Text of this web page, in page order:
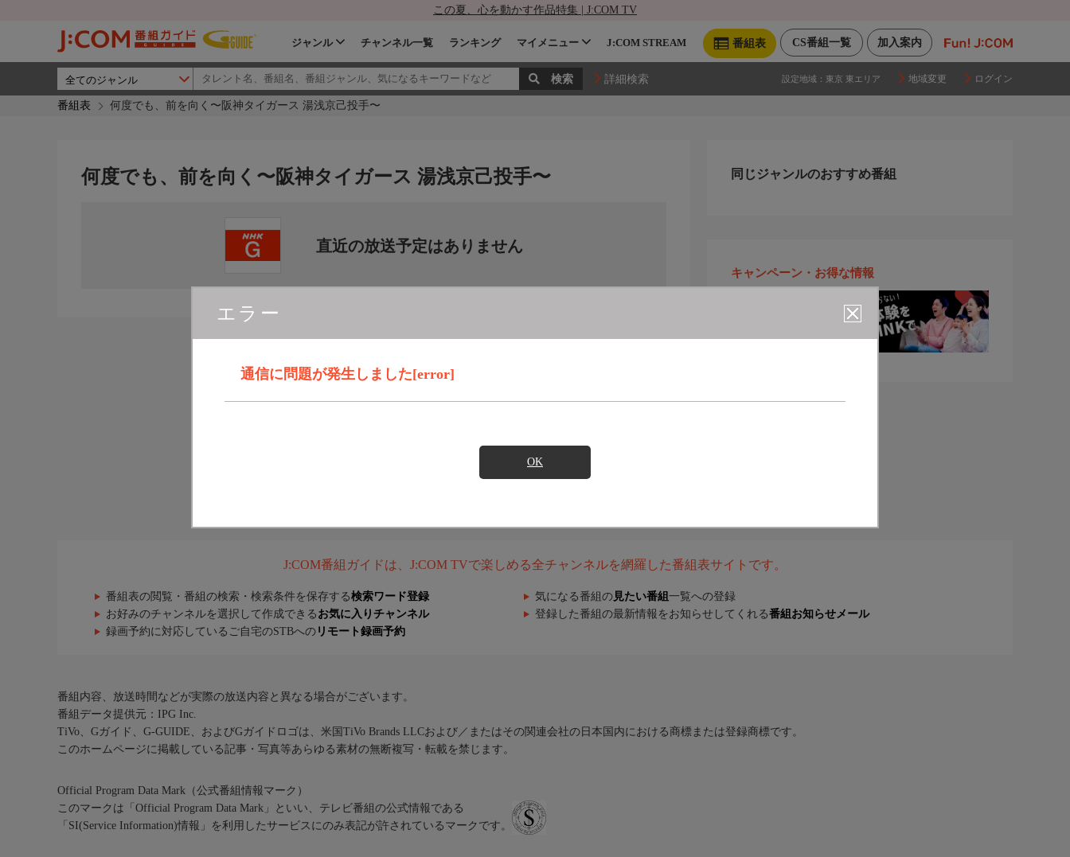
この夏、心を動かす作品特集 | J:COM TV
加入案内
CS番組一覧
番組表
ジャンル チャンネル一覧 ランキング マイメニュー J:COM STREAM
詳細検索 設定地域： 東京 東エリア 地域変更 ログイン
番組表 何度でも、前を向く〜阪神タイガース 湯浅京己投手〜
エラー
通信に問題が発生しました[error]
OK
何度でも、前を向く〜阪神タイガース 湯浅京己投手〜
直近の放送予定はありません
同じジャンルのおすすめ番組
キャンペーン・お得な情報
J:COM番組ガイドは、J:COM TVで楽しめる全チャンネルを網羅した番組表サイトです。
番組表の閲覧・番組の検索・検索条件を保存する検索ワード登録 気になる番組の 見たい番組 一覧への登録
お好みのチャンネルを選択して作成できる お気に入りチャンネル 登録した番組の最新情報をお知らせしてくれる番組お知らせメール
録画予約に対応しているご自宅のSTBへの リモート録画予約
番組内容、放送時間などが実際の放送内容と異なる場合がございます。
番組データ提供元：IPG Inc.
TiVo、Gガイド、G-GUIDE、およびGガイドロゴは、米国TiVo Brands LLCおよび／またはその関連会社の日本国内における商標または登録商標です。
このホームページに掲載している記事・写真等あらゆる素材の無断複写・転載を禁じます。
Official Program Data Mark（公式番組情報マーク）
このマークは「Official Program Data Mark」といい、テレビ番組の公式情報である
「SI(Service Information)情報」を利用したサービスにのみ表記が許されているマークです。